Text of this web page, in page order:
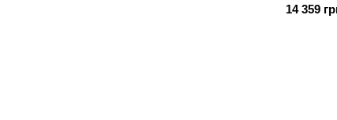
14 359